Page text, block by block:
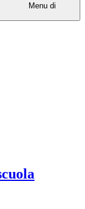
Menu di